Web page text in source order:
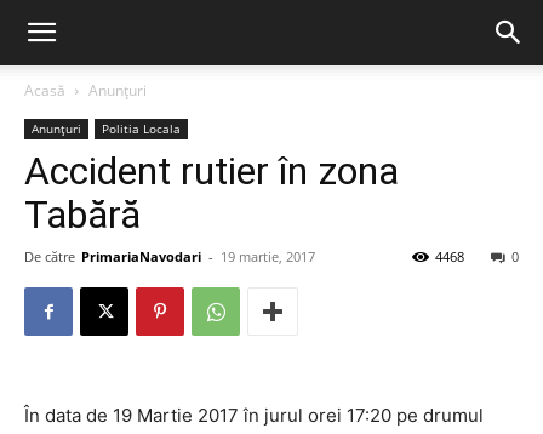
Acasă Anunțuri
Anunțuri Politia Locala
Accident rutier în zona
Tabără
De către PrimariaNavodari - 19 martie, 2017 0
4468
În data de 19 Martie 2017 în jurul orei 17:20 pe drumul